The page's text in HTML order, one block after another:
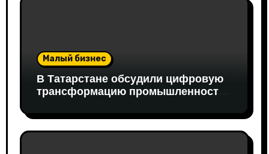
Малый бизнес
В Татарстане обсудили цифровую
трансформацию промышленности:
участие вице-президент «Новой
Формации» Руслан Гайнуллин